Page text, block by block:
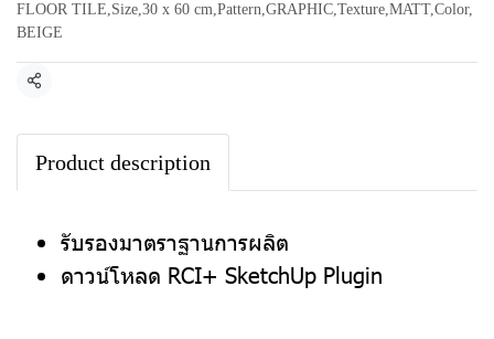
FLOOR TILE,Size,30 x 60 cm,Pattern,GRAPHIC,Texture,MATT,Color,
BEIGE
แชร์
Product description
รับรองมาตราฐานการผลิต
ดาวน์โหลด RCI+ SketchUp Plugin